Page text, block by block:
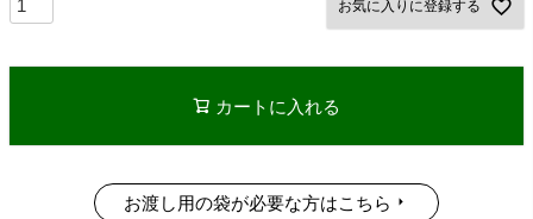
お気に入りに登録する
カートに入れる
お渡し用の袋が必要な方はこちら